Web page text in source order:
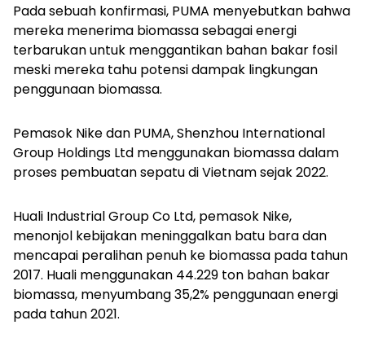
Pada sebuah konfirmasi, PUMA menyebutkan bahwa
mereka menerima biomassa sebagai energi
terbarukan untuk menggantikan bahan bakar fosil
meski mereka tahu potensi dampak lingkungan
penggunaan biomassa.
Pemasok Nike dan PUMA, Shenzhou International
Group Holdings Ltd menggunakan biomassa dalam
proses pembuatan sepatu di Vietnam sejak 2022.
Huali Industrial Group Co Ltd, pemasok Nike,
menonjol kebijakan meninggalkan batu bara dan
mencapai peralihan penuh ke biomassa pada tahun
2017. Huali menggunakan 44.229 ton bahan bakar
biomassa, menyumbang 35,2% penggunaan energi
pada tahun 2021.